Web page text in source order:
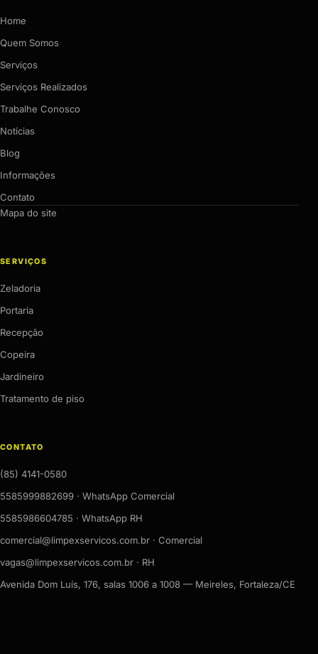
Home
Quem Somos
Serviços
Serviços Realizados
Trabalhe Conosco
Notícias
Blog
Informações
Contato
Mapa do site
SERVIÇOS
Zeladoria
Portaria
Recepção
Copeira
Jardineiro
Tratamento de piso
CONTATO
(85) 4141-0580
5585999882699 · WhatsApp Comercial
5585986604785 · WhatsApp RH
comercial@limpexservicos.com.br · Comercial
vagas@limpexservicos.com.br · RH
Avenida Dom Luís, 176, salas 1006 a 1008 — Meireles, Fortaleza/CE